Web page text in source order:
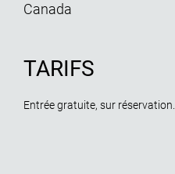
Canada
TARIFS
Entrée gratuite, sur réservation.